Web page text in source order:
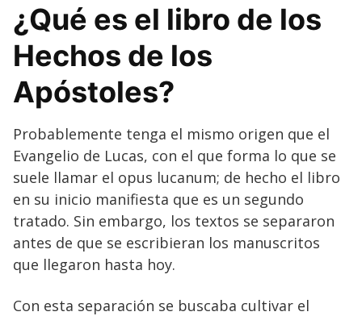
¿Qué es el libro de los
Hechos de los
Apóstoles?
Probablemente tenga el mismo origen que el
Evangelio de Lucas, con el que forma lo que se
suele llamar el opus lucanum; de hecho el libro
en su inicio manifiesta que es un segundo
tratado. Sin embargo, los textos se separaron
antes de que se escribieran los manuscritos
que llegaron hasta hoy.
Con esta separación se buscaba cultivar el